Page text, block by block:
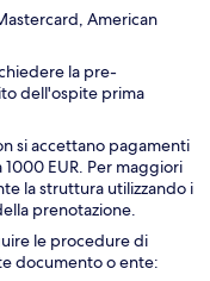
American
la pre-
dell'ospite prima
si accettano pagamenti
EUR. Per maggiori
la struttura utilizzando i
prenotazione.
le procedure di
documento o ente: